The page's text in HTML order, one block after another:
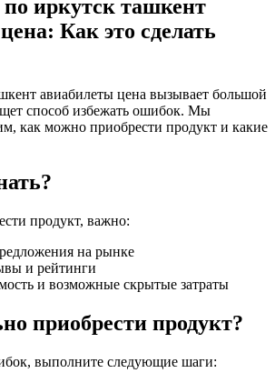
по иркутск ташкент
Как это сделать
способ избежать ошибок. Мы
как можно приобрести продукт и какие
продукт, важно:
на рынке
и рейтинги
и возможные скрытые затраты
приобрести продукт?
выполните следующие шаги: